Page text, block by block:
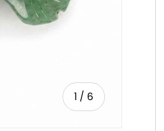
1 /de
6